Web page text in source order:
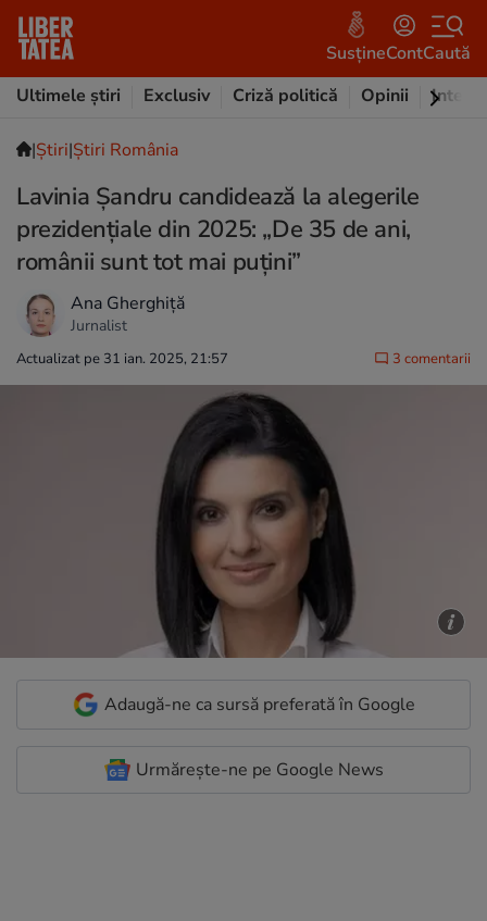
SusțineContCaută
Ultimele știri
Exclusiv Criză politică Opinii
|Ştiri|Știri România
Lavinia Șandru candidează la alegerile
prezidențiale din 2025: „De 35 de ani,
românii sunt tot mai puţini”
Ana Gherghiță
Jurnalist
Actualizat pe 31 ian. 2025, 21:57 3 comentarii
Adaugă-ne ca sursă preferată în Google
Urmărește-ne pe Google News